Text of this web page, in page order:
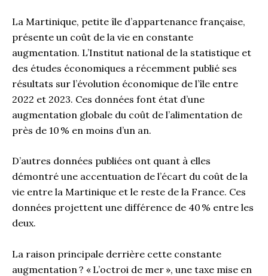
La Martinique, petite île d’appartenance française,
présente un coût de la vie en constante
augmentation. L’Institut national de la statistique et
des études économiques a récemment publié ses
résultats sur l’évolution économique de l’île entre
2022 et 2023. Ces données font état d’une
augmentation globale du coût de l’alimentation de
près de 10 % en moins d’un an.
D’autres données publiées ont quant à elles
démontré une accentuation de l’écart du coût de la
vie entre la Martinique et le reste de la France. Ces
données projettent une différence de 40 % entre les
deux.
La raison principale derrière cette constante
augmentation ? « L’octroi de mer », une taxe mise en